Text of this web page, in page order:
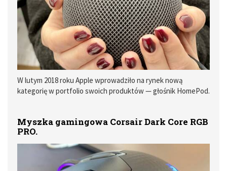
W lutym 2018 roku Apple wprowadziło na rynek nową
kategorię w portfolio swoich produktów — głośnik HomePod.
spinającym wszystkie inteligentne urządzenia w naszym
domu. Miał być nie tylko kolejnym elementem t.z.w.
"ekosystemu Apple", ale miał umożliwić łatwe połączenie
produktów innych firm, ich integrację, a przy okazji nieźle
odtwarzać dźwięk.
Myszka gamingowa Corsair Dark Core RGB
PRO.